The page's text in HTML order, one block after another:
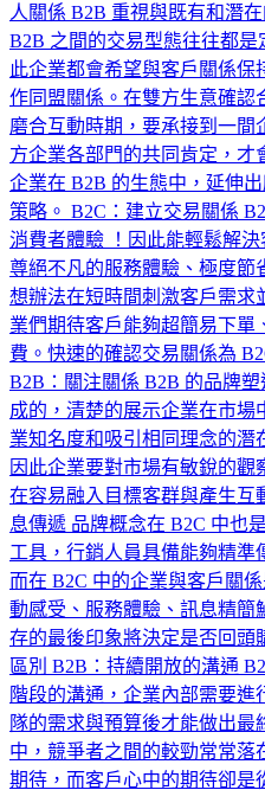
人關係 B2B 重視與既有和潛
B2B 之間的交易型態往往都
此企業都會希望與客戶關係
作同盟關係。在雙方生意確認
磨合互動時期，要承接到一
方企業各部門的共同肯定，
企業在 B2B 的生態中，延伸
策略。 B2C：建立交易關係
消費者體驗 ！因此能輕鬆解
尊絕不凡的服務體驗、極度節
想辦法在短時間刺激客戶需求
業們期待客戶能夠超簡易下單
費。快速的確認交易關係為
B2B：關注關係 B2B 的品牌
成的，清楚的展示企業在市
業知名度和吸引相同理念的潛
因此企業要對市場有敏銳的
在容易融入目標客群與產生互
息傳遞 品牌概念在 B2C 中也
工具，行銷人員具備能夠精
而在 B2C 中的企業與客戶關
動感受、服務體驗、訊息精簡
存的最後印象將決定是否回頭
區別 B2B：持續開放的溝通
階段的溝通，企業內部需要進
隊的需求與預算後才能做出
中，競爭者之間的較勁常常落
期待，而客戶心中的期待卻是